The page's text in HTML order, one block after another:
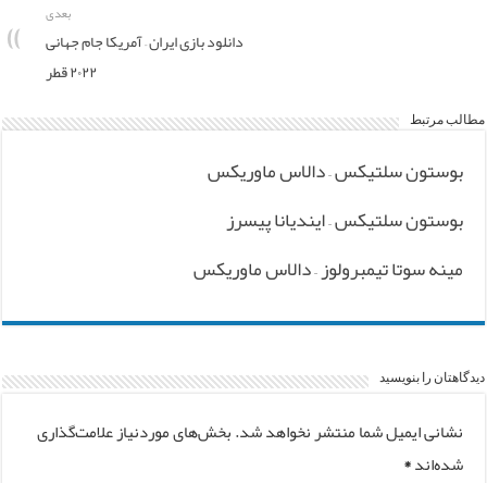
بعدی
دانلود بازی ایران – آمریکا جام جهانی
۲۰۲۲ قطر
مطالب مرتبط
بوستون سلتیکس – دالاس ماوریکس
بوستون سلتیکس – ایندیانا پیسرز
مینه سوتا تیمبرولوز – دالاس ماوریکس
دیدگاهتان را بنویسید
نشانی ایمیل شما منتشر نخواهد شد.بخش‌های موردنیاز علامت‌گذاری
شده‌اند*